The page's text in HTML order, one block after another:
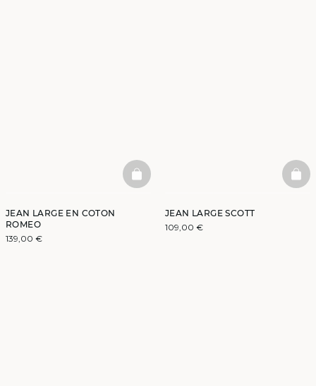
JEAN LARGE EN COTON
ROMEO
139,00 €
BASKETFULL
JEAN LARGE SCOTT
109,00 €